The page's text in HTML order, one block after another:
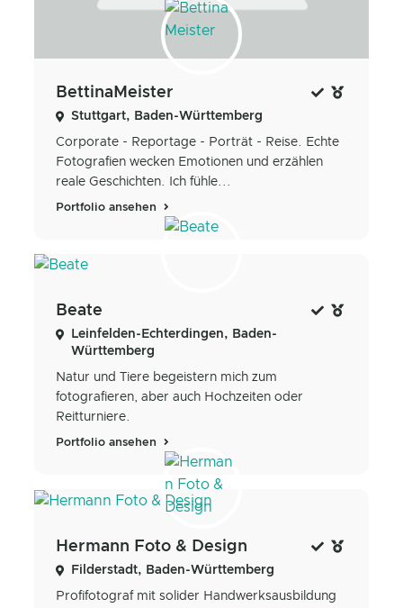
BettinaMeister
Stuttgart, Baden-Württemberg
Corporate - Reportage - Porträt - Reise. Echte
Fotografien wecken Emotionen und erzählen
reale Geschichten. Ich fühle...
Portfolio ansehen
Beate
Leinfelden-Echterdingen, Baden-
Württemberg
Natur und Tiere begeistern mich zum
fotografieren, aber auch Hochzeiten oder
Reitturniere.
Portfolio ansehen
Hermann Foto & Design
Filderstadt, Baden-Württemberg
Profifotograf mit solider Handwerksausbildung